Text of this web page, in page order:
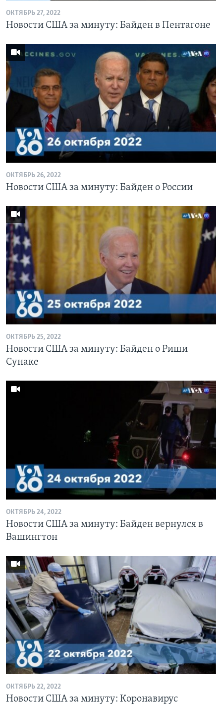
ОКТЯБРЬ 27, 2022
Новости США за минуту: Байден в Пентагоне
ОКТЯБРЬ 26, 2022
Новости США за минуту: Байден о России
ОКТЯБРЬ 25, 2022
Новости США за минуту: Байден о Риши
Сунаке
ОКТЯБРЬ 24, 2022
Новости США за минуту: Байден вернулся в
Вашингтон
ОКТЯБРЬ 22, 2022
Новости США за минуту: Коронавирус